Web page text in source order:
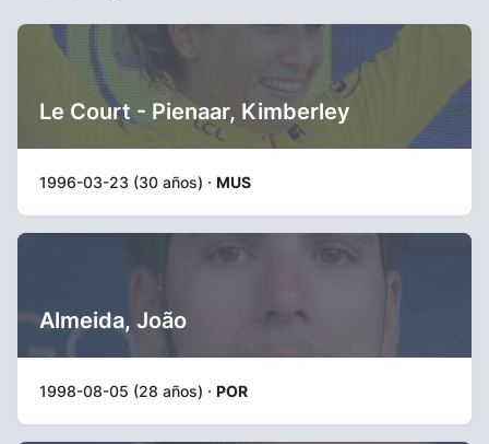
Le Court - Pienaar, Kimberley
1996-03-23 (30 años) · MUS
Almeida, João
1998-08-05 (28 años) · POR